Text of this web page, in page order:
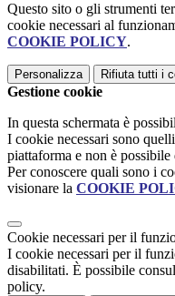
Questo sito o gli strumenti
cookie necessari al
COOKIE POLICY.
Personalizza Rifiuta tutti i
Gestione cookie
In questa schermata è
I cookie necessari sono
piattaforma e non è
Per conoscere quali sono i
visionare la COOKIE
Cookie necessari per il
I cookie necessari per il
disabilitati. È possibile
policy.